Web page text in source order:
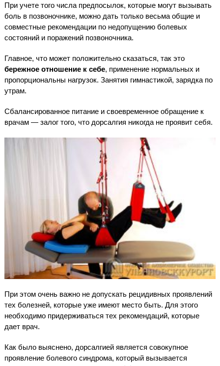
При учете того числа предпосылок, которые могут вызывать
боль в позвоночнике, можно дать только весьма общие и
совместные рекомендации по недопущению болевых
состояний и поражений позвоночника.
Главное, что может положительно сказаться, так это
бережное отношение к себе, применение нормальных и
пропорциональны нагрузок. Занятия гимнастикой, зарядка по
утрам.
Сбалансированное питание и своевременное обращение к
врачам — залог того, что дорсалгия никогда не проявит себя.
При этом очень важно не допускать рецидивных проявлений
тех болезней, которые уже имеют место быть. Для этого
необходимо придерживаться тех рекомендаций, которые
дает врач.
Как было выяснено, дорсалгией является совокупное
проявление болевого синдрома, который вызывается